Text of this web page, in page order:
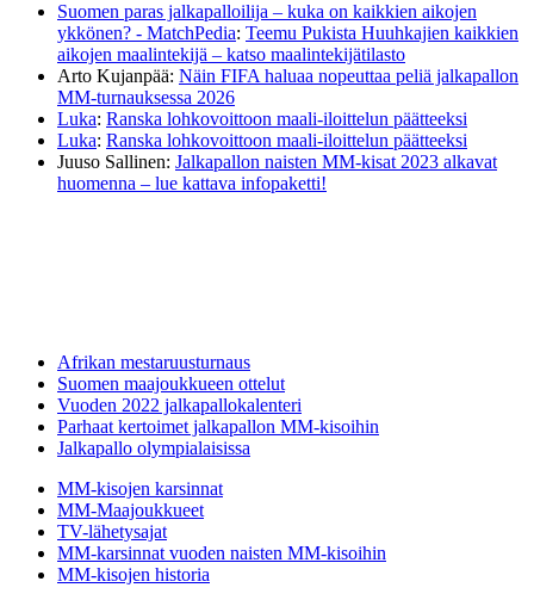
Suomen paras jalkapalloilija – kuka on kaikkien aikojen
ykkönen? - MatchPedia: Teemu Pukista Huuhkajien kaikkien
aikojen maalintekijä – katso maalintekijätilasto
Arto Kujanpää: Näin FIFA haluaa nopeuttaa peliä jalkapallon
MM-turnauksessa 2026
Luka: Ranska lohkovoittoon maali-iloittelun päätteeksi
Luka: Ranska lohkovoittoon maali-iloittelun päätteeksi
Juuso Sallinen: Jalkapallon naisten MM-kisat 2023 alkavat
huomenna – lue kattava infopaketti!
Afrikan mestaruusturnaus
Suomen maajoukkueen ottelut
Vuoden 2022 jalkapallokalenteri
Parhaat kertoimet jalkapallon MM-kisoihin
Jalkapallo olympialaisissa
MM-kisojen karsinnat
MM-Maajoukkueet
TV-lähetysajat
MM-karsinnat vuoden naisten MM-kisoihin
MM-kisojen historia